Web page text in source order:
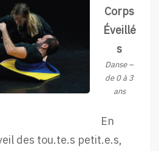
Corps
Éveillé
s
Danse –
de 0 à 3
ans
En
des tou.te.s petit.e.s,